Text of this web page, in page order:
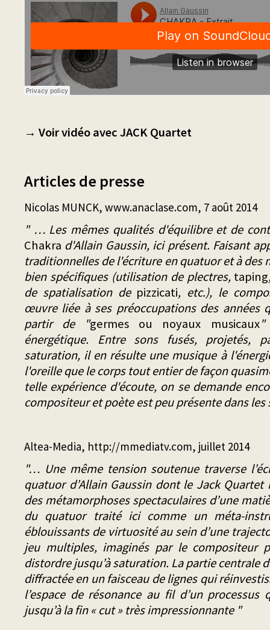
→ Voir vidéo avec JACK Quartet
Articles de presse
Nicolas MUNCK, www.anaclase.com, 7 août 2014
" … Les mêmes qualités d'équilibre et de
Chakra d'Allain Gaussin, ici présent. Faisant
traditionnelles de l'écriture en quatuor et à des
bien spécifiques (utilisation de plectres, taping
de spatialisation de pizzicati, etc.), le
œuvre liée à ses préoccupations des années
partir de "germes ou noyaux musicaux"
énergétique. Entre sons fusés, projetés,
saturation, il en résulte une musique à
l'oreille que le corps tout entier de façon
telle expérience d'écoute, on se demande
compositeur et poète est peu présente dans les
Altea-Media, http://mmediatv.com, juillet 2014
"… Une même tension soutenue traverse
quatuor d’Allain Gaussin dont le Jack
des métamorphoses spectaculaires d’une
du quatuor traité ici comme un méta-
éblouissants de virtuosité au sein d’une
jeu multiples, imaginés par le compositeur
distordre jusqu’à saturation. La partie centrale
diffractée en un faisceau de lignes qui
l’espace de résonance au fil d’un
jusqu’à la fin « cut » très impressionnante "